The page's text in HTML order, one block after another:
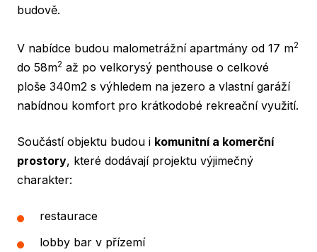
budově.
V nabídce budou malometrážní apartmány od 17 m2
do 58m2 až po velkorysý penthouse o celkové
ploše 340m2 s výhledem na jezero a vlastní garáží
nabídnou komfort pro krátkodobé rekreační využití.
Součástí objektu budou i komunitní a komerční
prostory, které dodávají projektu výjimečný
charakter:
restaurace
lobby bar v přízemí